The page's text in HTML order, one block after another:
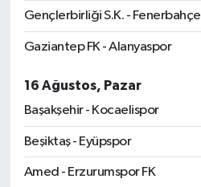
Gençlerbirliği S.K. - Fenerbahçe
Gaziantep FK - Alanyaspor
16 Ağustos, Pazar
Başakşehir - Kocaelispor
Beşiktaş - Eyüpspor
Amed - Erzurumspor FK